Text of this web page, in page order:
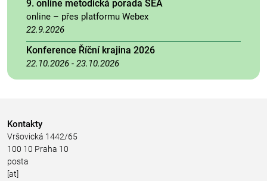
9. online metodická porada SEA
online – přes platformu Webex
22.9.2026
Konference Říční krajina 2026
22.10.2026 - 23.10.2026
Kontakty
Vršovická 1442/65
100 10 Praha 10
posta
[at]